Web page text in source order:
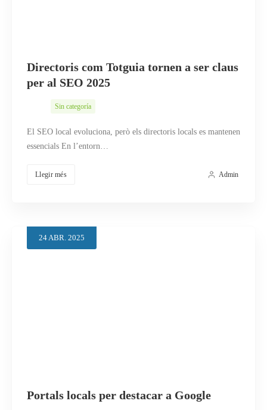
Directoris com Totguia tornen a ser claus
per al SEO 2025
Sin categoría
El SEO local evoluciona, però els directoris locals es mantenen
essencials En l’entorn…
Llegir més Admin
24 ABR. 2025
Portals locals per destacar a Google